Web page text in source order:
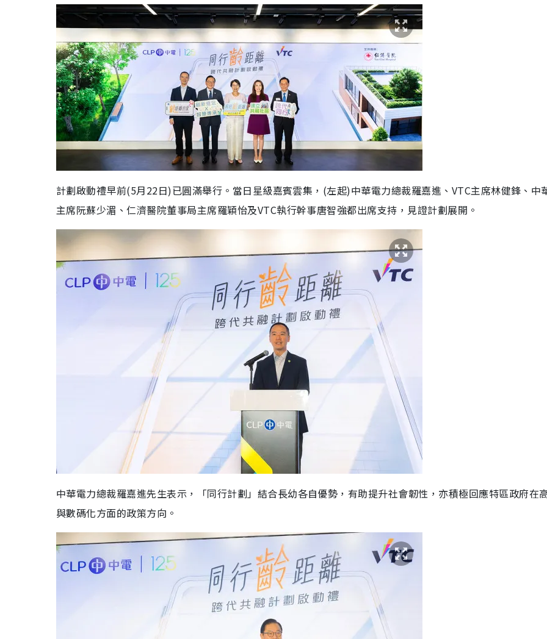
計劃啟動禮早前(5月22日)已圓滿舉行。當日星級嘉賓雲集，(左起)中華電力總裁羅嘉進、VTC主席林健鋒、中
主席阮蘇少湄、仁濟醫院董事局主席羅穎怡及VTC執行幹事唐智強都出席支持，見證計劃展開。
中華電力總裁羅嘉進先生表示，「同行計劃」結合長幼各自優勢，有助提升社會韌性，亦積極回應特區政府在
與數碼化方面的政策方向。